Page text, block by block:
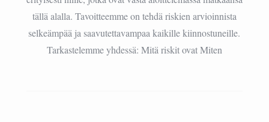
tällä alalla. Tavoitteemme on tehdä riskien arvioinnista
selkeämpää ja saavutettavampaa kaikille kiinnostuneille.
Tarkastelemme yhdessä: Mitä riskit ovat Miten